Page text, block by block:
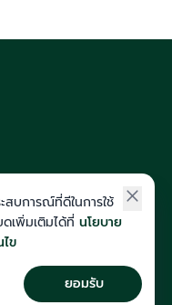
ตา
น
สบการณ์ที่ดีในการใช้
เพิ่มเติมได้ที่ นโยบาย
ข
ยอมรับ